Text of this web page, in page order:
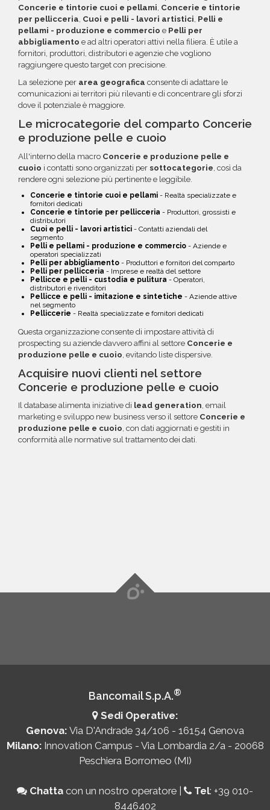
Concerie e tintorie cuoi e pellami, Concerie e tintorie
per pellicceria, Cuoi e pelli - lavori artistici, Pelli e
pellami - produzione e commercio e Pelli per
abbigliamento e ad altri operatori attivi nella filiera. È utile a
fornitori, produttori, distributori e agenzie che vogliono
raggiungere questo target con precisione.
La selezione per area geografica consente di adattare le
comunicazioni ai territori più rilevanti e di concentrare gli sforzi
dove il potenziale è maggiore.
Le microcategorie del comparto Concerie
e produzione pelle e cuoio
All'interno della macro Concerie e produzione pelle e
cuoio i contatti sono organizzati per sottocategorie , così da
rendere ogni selezione più pertinente e leggibile.
Concerie e tintorie cuoi e pellami - Realtà specializzate e
fornitori dedicati
Concerie e tintorie per pellicceria - Produttori, grossisti e
distributori
Cuoi e pelli - lavori artistici - Contatti aziendali del
segmento
Pelli e pellami - produzione e commercio - Aziende e
operatori specializzati
Pelli per abbigliamento - Produttori e fornitori del comparto
Pelli per pellicceria - Imprese e realtà del settore
Pellicce e pelli - custodia e pulitura - Operatori,
distributori e rivenditori
Pellicce e pelli - imitazione e sintetiche - Aziende attive
nel segmento
Pelliccerie - Realtà specializzate e fornitori dedicati
Questa organizzazione consente di impostare attività di
prospecting su aziende davvero affini al settore Concerie e
produzione pelle e cuoio , evitando liste dispersive.
Acquisire nuovi clienti nel settore
Concerie e produzione pelle e cuoio
Il database alimenta iniziative di lead generation, email
marketing e sviluppo new business verso il settore Concerie e
produzione pelle e cuoio, con dati aggiornati e gestiti in
conformità alle normative sul trattamento dei dati.
Bancomail S.p.A.®
Sedi Operative:
Genova: Via D'Andrade 34/106 - 16154 Genova
Milano: Innovation Campus - Via Lombardia 2/a - 20068
Peschiera Borromeo (MI)
Chatta con un nostro operatore | Tel: +39 010-
8446402